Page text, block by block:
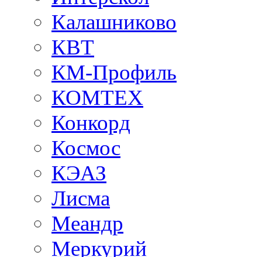
Калашниково
КВТ
КМ-Профиль
КОМТЕХ
Конкорд
Космос
КЭАЗ
Лисма
Меандр
Меркурий